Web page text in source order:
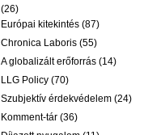
(26)
Európai kitekintés (87)
Chronica Laboris (55)
A globalizált erőforrás (14)
LLG Policy (70)
Szubjektív érdekvédelem (24)
Komment-tár (36)